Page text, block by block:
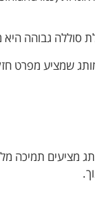
סוללה גבוהה
שמציע מפרט
מציעים תמיכה